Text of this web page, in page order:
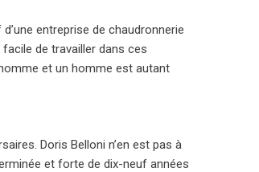
entreprise de chaudronnerie
facile de travailler dans ces
et un homme est autant
Doris Belloni n’en est pas à
et forte de dix-neuf années